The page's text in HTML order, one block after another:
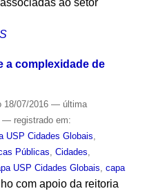
ao setor
a complexidade de
18/07/2016 — última
— registrado em:
USP Cidades Globais
Públicas Cidades
USP Cidades Globais capa
com apoio da reitoria